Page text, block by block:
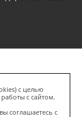
с целью
с сайтом.
соглашаетесь с